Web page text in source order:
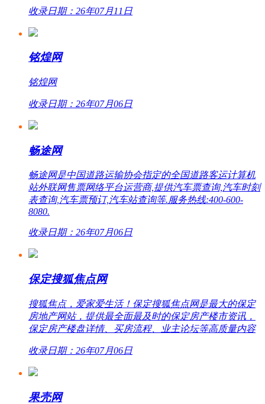
收录日期：26年07月11日
铭煌网
铭煌网
收录日期：26年07月06日
畅途网
畅途网是中国道路运输协会指定的全国道路客运计算机
站外联网售票网络平台运营商,提供汽车票查询,汽车时刻
表查询,汽车票预订,汽车站查询等.服务热线:400-600-
8080.
收录日期：26年07月06日
保定搜狐焦点网
搜狐焦点，爱家爱生活！保定搜狐焦点网是最大的保定
房地产网站，提供最全面最及时的保定房产楼市资讯，
保定房产楼盘详情、买房流程、业主论坛等高质量内容
收录日期：26年07月06日
果壳网